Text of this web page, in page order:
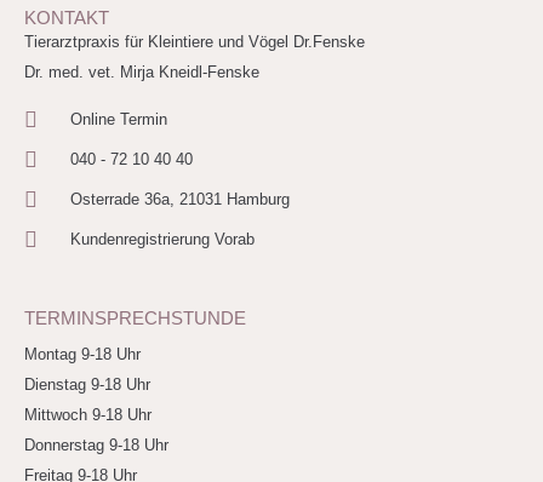
KONTAKT
Tierarztpraxis für Kleintiere und Vögel Dr.Fenske
Dr. med. vet. Mirja Kneidl-Fenske
Online Termin
040 - 72 10 40 40
Osterrade 36a, 21031 Hamburg
Kundenregistrierung Vorab
TERMINSPRECHSTUNDE
Montag 9-18 Uhr
Dienstag 9-18 Uhr
Mittwoch 9-18 Uhr
Donnerstag 9-18 Uhr
Freitag 9-18 Uhr